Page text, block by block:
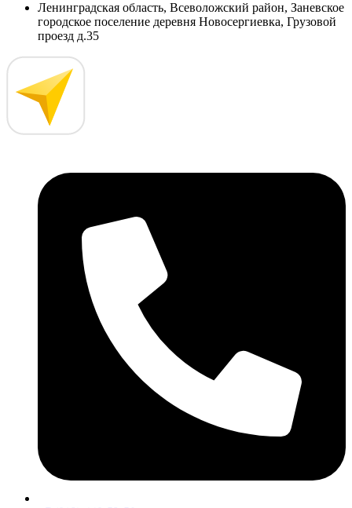
Ленинградская область, Всеволожский район, Заневское
городское поселение деревня Новосергиевка, Грузовой
проезд д.35